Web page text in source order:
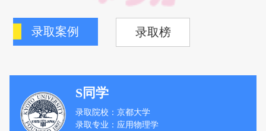
录取案例 录取榜
S同学
录取院校：京都大学
录取专业：应用物理学